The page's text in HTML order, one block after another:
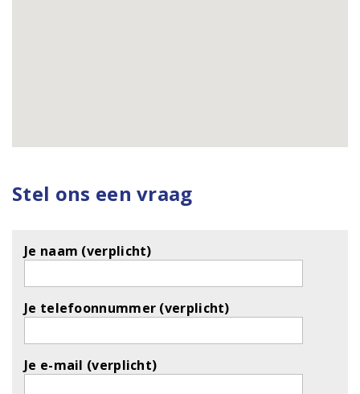
Stel ons een vraag
Je naam (verplicht)
Je telefoonnummer (verplicht)
Je e-mail (verplicht)